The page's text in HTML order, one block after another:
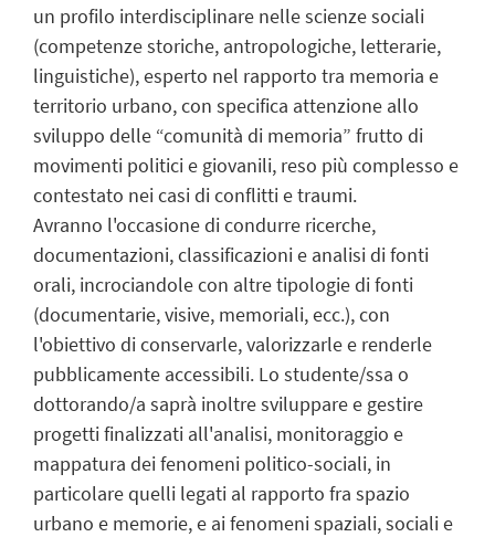
un profilo interdisciplinare nelle scienze sociali
(competenze storiche, antropologiche, letterarie,
linguistiche), esperto nel rapporto tra memoria e
territorio urbano, con specifica attenzione allo
sviluppo delle “comunità di memoria” frutto di
movimenti politici e giovanili, reso più complesso e
contestato nei casi di conflitti e traumi.
Avranno l'occasione di condurre ricerche,
documentazioni, classificazioni e analisi di fonti
orali, incrociandole con altre tipologie di fonti
(documentarie, visive, memoriali, ecc.), con
l'obiettivo di conservarle, valorizzarle e renderle
pubblicamente accessibili. Lo studente/ssa o
dottorando/a saprà inoltre sviluppare e gestire
progetti finalizzati all'analisi, monitoraggio e
mappatura dei fenomeni politico-sociali, in
particolare quelli legati al rapporto fra spazio
urbano e memorie, e ai fenomeni spaziali, sociali e